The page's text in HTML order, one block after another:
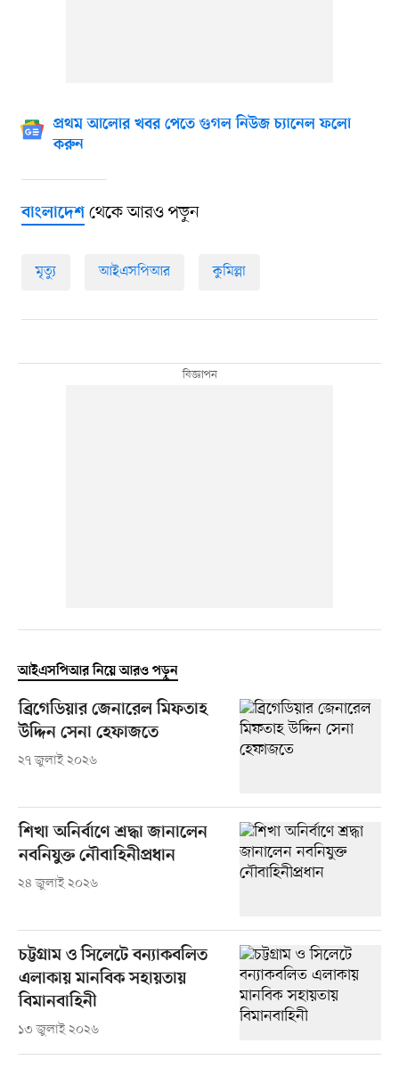
প্রথম আলোর খবর পেতে গুগল নিউজ চ্যানেল ফলো
করুন
বাংলাদেশথেকে আরও পড়ুন
মৃত্যু আইএসপিআর কুমিল্লা
আইএসপিআর নিয়ে আরও পড়ুন
ব্রিগেডিয়ার জেনারেল মিফতাহ
উদ্দিন সেনা হেফাজতে
২৭ জুলাই ২০২৬
শিখা অনির্বাণে শ্রদ্ধা জানালেন
নবনিযুক্ত নৌবাহিনীপ্রধান
২৪ জুলাই ২০২৬
চট্টগ্রাম ও সিলেটে বন্যাকবলিত
এলাকায় মানবিক সহায়তায়
বিমানবাহিনী
১৩ জুলাই ২০২৬